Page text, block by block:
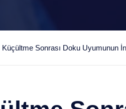
Küçültme Sonrası Doku Uyumunun